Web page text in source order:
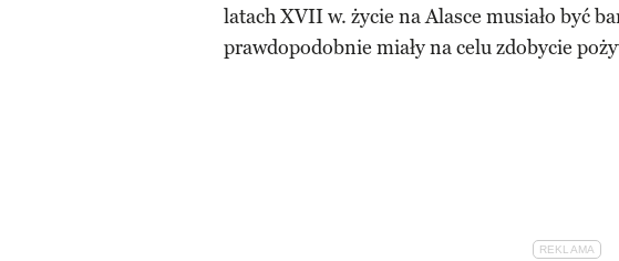
latach XVII w. życie na Alasce musiało być
prawdopodobnie miały na celu zdobycie